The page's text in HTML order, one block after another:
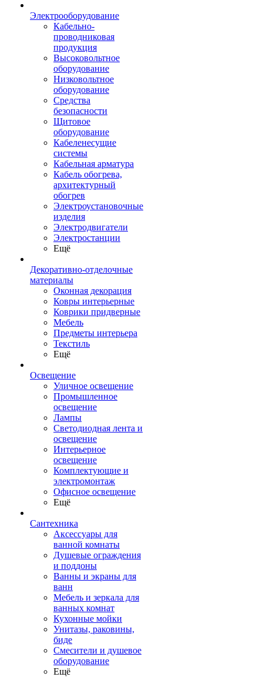
Электрооборудование
Кабельно-
проводниковая
продукция
Высоковольтное
оборудование
Низковольтное
оборудование
Средства
безопасности
Щитовое
оборудование
Кабеленесущие
системы
Кабельная арматура
Кабель обогрева,
архитектурный
обогрев
Электроустановочные
изделия
Электродвигатели
Электростанции
Ещё
Декоративно-отделочные
материалы
Оконная декорация
Ковры интерьерные
Коврики придверные
Мебель
Предметы интерьера
Текстиль
Ещё
Освещение
Уличное освещение
Промышленное
освещение
Лампы
Светодиодная лента и
освещение
Интерьерное
освещение
Комплектующие и
электромонтаж
Офисное освещение
Ещё
Сантехника
Аксессуары для
ванной комнаты
Душевые ограждения
и поддоны
Ванны и экраны для
ванн
Мебель и зеркала для
ванных комнат
Кухонные мойки
Унитазы, раковины,
биде
Смесители и душевое
оборудование
Ещё